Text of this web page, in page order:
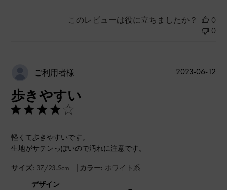
このレビューは役に立ちましたか？
0
0
ご利用者様
歩きやすい
軽くて歩きやすいです。
生地がサテンっぽいので汚れに注意です。
サイズ: 37/23.5cm | カラー: ホワイト系
デザイン
公
2023-06-12